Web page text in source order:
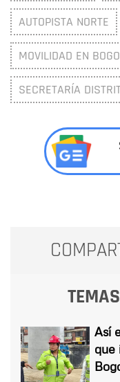
AUTOPISTA NORTE
MOVILIDAD EN
SECRETARÍA
Así
que